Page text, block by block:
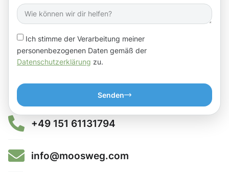
Ich stimme der Verarbeitung meiner
personenbezogenen Daten gemäß der
Datenschutzerklärung zu.
Senden
+49 151 61131794
info@moosweg.com